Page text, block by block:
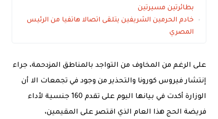
بطائرتين مسيرتين
خادم الحرمين الشريفين يتلقى اتصالا هاتفيا من الرئيس
المصري
على الرغم من المخاوف من التواجد بالمناطق المزدحمة، جراء
إنتشار فيروس كورونا والتحذير من وجود في تجمعات الا أن
الوزارة أكدت في بيانها اليوم على تقدم 160 جنسية لأداء
فريضة الحج هذا العام الذي اقتصر على المقيمين،